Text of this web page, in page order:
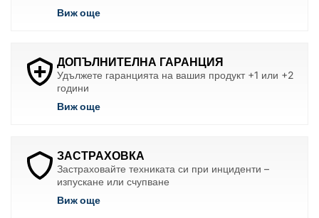
Виж още
ДОПЪЛНИТЕЛНА ГАРАНЦИЯ
Удължете гаранцията на вашия продукт +1 или +2
години
Виж още
ЗАСТРАХОВКА
Застраховайте техниката си при инциденти –
изпускане или счупване
Виж още